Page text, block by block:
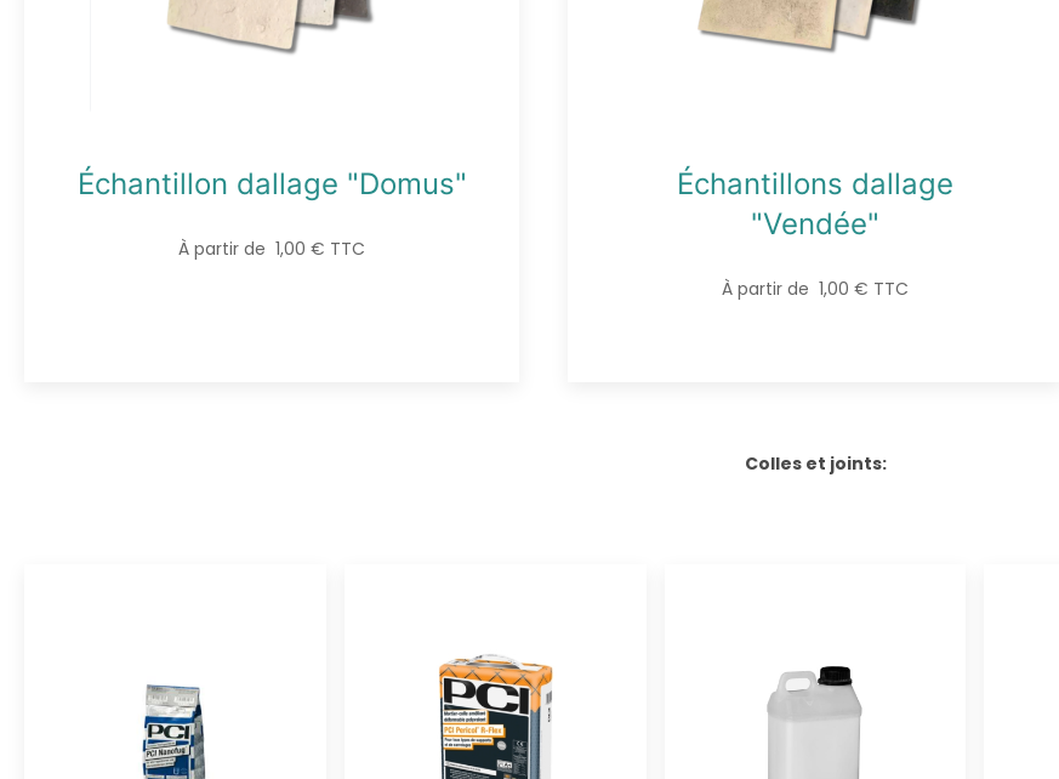
Échantillon dallage "Domus"
À partir de 1,00 € TTC
Échantillons dallage
"Vendée"
À partir de 1,00 € TTC
Colles et joints: